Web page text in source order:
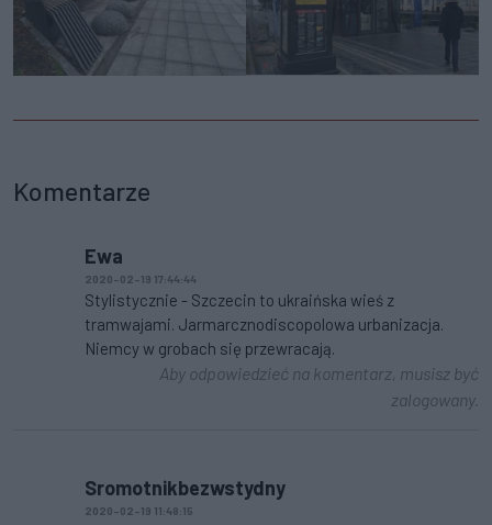
Komentarze
Ewa
2020-02-19 17:44:44
Stylistycznie - Szczecin to ukraińska wieś z
tramwajami. Jarmarcznodiscopolowa urbanizacja.
Niemcy w grobach się przewracają.
Aby odpowiedzieć na komentarz, musisz być
zalogowany.
Sromotnikbezwstydny
2020-02-19 11:48:15